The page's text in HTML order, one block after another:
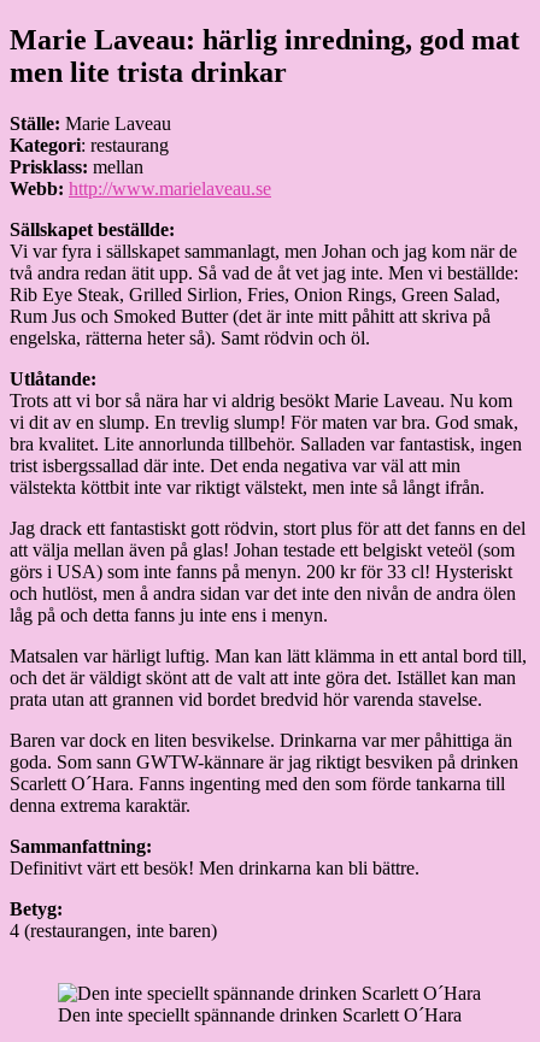
Hoppa
till
innehåll
Granding.nu
Marie Laveau: härlig inredning, god mat
men lite trista drinkar
Ställe: Marie Laveau
Kategori: restaurang
Prisklass: mellan
Webb: http://www.marielaveau.se
Sällskapet beställde:
Vi var fyra i sällskapet sammanlagt, men Johan och jag kom när de
två andra redan ätit upp. Så vad de åt vet jag inte. Men vi beställde:
Rib Eye Steak, Grilled Sirlion, Fries, Onion Rings, Green Salad,
Rum Jus och Smoked Butter (det är inte mitt påhitt att skriva på
engelska, rätterna heter så). Samt rödvin och öl.
Utlåtande:
Trots att vi bor så nära har vi aldrig besökt Marie Laveau. Nu kom
vi dit av en slump. En trevlig slump! För maten var bra. God smak,
bra kvalitet. Lite annorlunda tillbehör. Salladen var fantastisk, ingen
trist isbergssallad där inte. Det enda negativa var väl att min
välstekta köttbit inte var riktigt välstekt, men inte så långt ifrån.
Jag drack ett fantastiskt gott rödvin, stort plus för att det fanns en del
att välja mellan även på glas! Johan testade ett belgiskt veteöl (som
görs i USA) som inte fanns på menyn. 200 kr för 33 cl! Hysteriskt
och hutlöst, men å andra sidan var det inte den nivån de andra ölen
låg på och detta fanns ju inte ens i menyn.
Matsalen var härligt luftig. Man kan lätt klämma in ett antal bord till,
och det är väldigt skönt att de valt att inte göra det. Istället kan man
prata utan att grannen vid bordet bredvid hör varenda stavelse.
Baren var dock en liten besvikelse. Drinkarna var mer påhittiga än
goda. Som sann GWTW-kännare är jag riktigt besviken på drinken
Scarlett O´Hara. Fanns ingenting med den som förde tankarna till
denna extrema karaktär.
Sammanfattning:
Definitivt värt ett besök! Men drinkarna kan bli bättre.
Betyg:
4 (restaurangen, inte baren)
Den inte speciellt spännande drinken Scarlett O´Hara